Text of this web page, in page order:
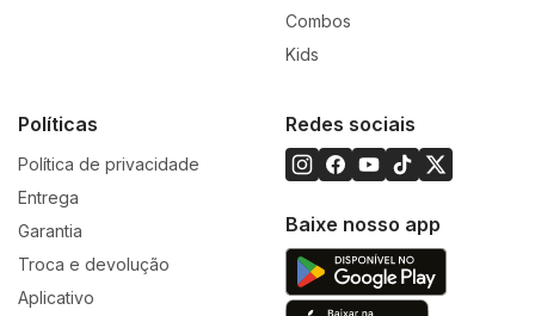
Combos
Kids
Políticas
Política de privacidade
Entrega
Garantia
Troca e devolução
Aplicativo
Redes sociais
Baixe nosso app